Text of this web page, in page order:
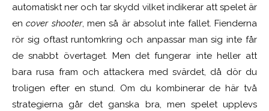
automatiskt ner och tar skydd vilket indikerar att spelet är
encover shooter, men så är absolut inte fallet. Fienderna
rör sig oftast runtomkring och anpassar man sig inte får
de snabbt övertaget. Men det fungerar inte heller att
bara rusa fram och attackera med svärdet, då dör du
troligen efter en stund. Om du kombinerar de här två
strategierna går det ganska bra, men spelet upplevs